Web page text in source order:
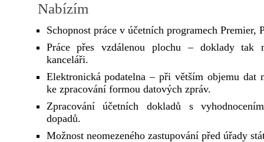
Nabízím
Schopnost práce v účetních programech Premier,
Práce přes vzdálenou plochu – doklady tak
kanceláři.
Elektronická podatelna – při větším objemu dat
ke zpracování formou datových zpráv.
Zpracování účetních dokladů s
dopadů.
Možnost neomezeného zastupování před úřady